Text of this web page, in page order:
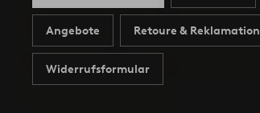
Angebote Retoure & Reklamation
Widerrufsformular